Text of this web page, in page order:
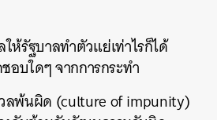
ห้รัฐบาลทำตัวแย่เท่าไรก็ได้
อบใดๆ จากการกระทำ
พ้นผิด (culture of impunity)